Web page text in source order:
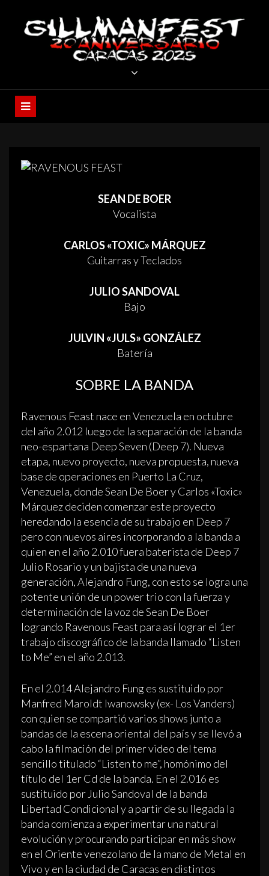
content
GILLMANFEST
CARACAS 2025 – XX ANIVERSARIO
SEAN DE BOER
Vocalista
CARLOS «TOXIC» MÁRQUEZ
Guitarras y Teclados
JULIO SANDOVAL
Bajo
JULVIN «JULS» GONZÁLEZ
Batería
SOBRE LA BANDA
Ravenous Feast nace en Venezuela en octubre
del año 2.012 luego de la separación de la banda
neo-espartana Deep Seven (Deep 7). Nueva
etapa, nuevo proyecto, nueva propuesta, nueva
base de operaciones en Puerto La Cruz,
Venezuela, donde Sean De Boer y Carlos «Toxic»
Márquez deciden comenzar este proyecto
heredando la esencia de su trabajo en Deep 7
pero con nuevos aires incorporando a la banda a
quien en el año 2.010 fuera baterista de Deep 7
Julio Rosario y un bajista de una nueva
generación, Alejandro Fung, con esto se logra una
potente unión de un power trio con la fuerza y
determinación de la voz de Sean De Boer
logrando Ravenous Feast para así lograr el 1er
trabajo discográfico de la banda llamado “Listen
to Me” en el año 2.013.
En el 2.014 Alejandro Fung es sustituido por
Manfred Maroldt Iwanowsky (ex- Los Vanders)
con quien se compartió varios shows junto a
bandas de la escena oriental del país y se llevó a
cabo la filmación del primer video del tema
sencillo titulado “Listen to me”, homónimo del
título del 1er Cd de la banda. En el 2.016 es
sustituido por Julio Sandoval de la banda
Libertad Condicional y a partir de su llegada la
banda comienza a experimentar una natural
evolución y procurando participar en más show
en el Oriente venezolano de la mano de Metal en
Vivo y en la ciudad de Caracas en distintos